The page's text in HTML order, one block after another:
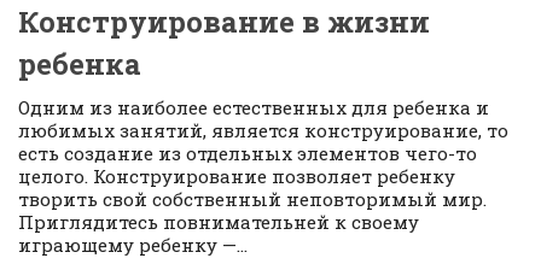
Конструирование в жизни
ребенка
Одним из наиболее естественных для ребенка и
любимых занятий, является конструирование, то
есть создание из отдельных элементов чего-то
целого. Конструирование позволяет ребенку
творить свой собственный неповторимый мир.
Приглядитесь повнимательней к своему
играющему ребенку —...